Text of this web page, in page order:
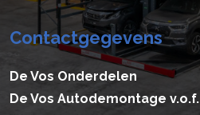
Contactgegevens
De Vos Onderdelen
De Vos Autodemontage v.o.f.